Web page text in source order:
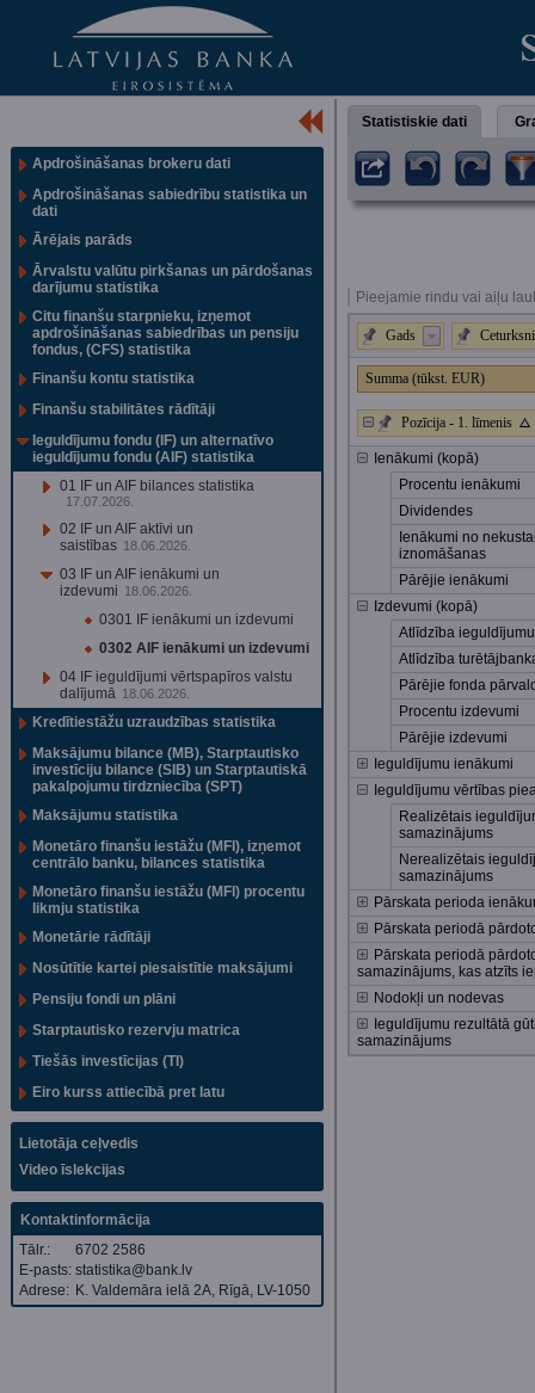
Apdrošināšanas brokeru dati
Apdrošināšanas sabiedrību statistika un
dati
Ārējais parāds
Ārvalstu valūtu pirkšanas un pārdošanas
darījumu statistika
Citu finanšu starpnieku, izņemot
apdrošināšanas sabiedrības un pensiju
fondus, (CFS) statistika
Finanšu kontu statistika
Finanšu stabilitātes rādītāji
Ieguldījumu fondu (IF) un alternatīvo
ieguldījumu fondu (AIF) statistika
01 IF un AIF bilances statistika
17.07.2026.
02 IF un AIF aktīvi un
saistības 18.06.2026.
03 IF un AIF ienākumi un
izdevumi 18.06.2026.
0301 IF ienākumi un izdevumi
0302 AIF ienākumi un izdevumi
04 IF ieguldījumi vērtspapīros valstu
dalījumā 18.06.2026.
Kredītiestāžu uzraudzības statistika
Maksājumu bilance (MB), Starptautisko
investīciju bilance (SIB) un Starptautiskā
pakalpojumu tirdzniecība (SPT)
Maksājumu statistika
Monetāro finanšu iestāžu (MFI), izņemot
centrālo banku, bilances statistika
Monetāro finanšu iestāžu (MFI) procentu
likmju statistika
Monetārie rādītāji
Nosūtītie kartei piesaistītie maksājumi
Pensiju fondi un plāni
Starptautisko rezervju matrica
Tiešās investīcijas (TI)
Eiro kurss attiecībā pret latu
Lietotāja ceļvedis
Video īslekcijas
Kontaktinformācija
Tālr.:
6702 2586
E-pasts: statistika@bank.lv
Adrese: K. Valdemāra ielā 2A, Rīgā, LV-1050
Statistiskie dati
Pieejamie rindu vai aiļu
Gads
Summa (tūkst. EUR)
Pozīcija - 1. līmenis
Ienākumi (kopā)
Procentu ienākumi
Dividendes
Ienākumi no
iznomāšanas
Pārējie ienākumi
Izdevumi (kopā)
Atlīdzība
Atlīdzība
Pārējie fonda
Procentu izdevumi
Pārējie izdevumi
Ieguldījumu ienākumi
Ieguldījumu vērtības
Realizētais
samazinājums
Nerealizētais
samazinājums
Pārskata perioda
Pārskata periodā
Pārskata periodā
samazinājums, kas atzīts
Nodokļi un nodevas
Ieguldījumu rezultātā
samazinājums